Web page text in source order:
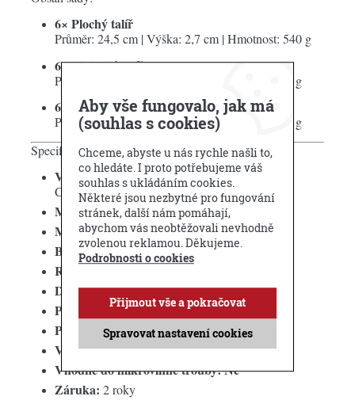
6× Plochý talíř
Průměr: 24,5 cm | Výška: 2,7 cm | Hmotnost: 540 g
6× Hluboký talíř
Průměr: 21 cm | Výška: 4,5 cm | Hmotnost: 410 g
6× Dezertní talíř
Průměr: 20 cm | Výška: 2,3 cm | Hmotnost: 350 g
Specifikace:
Výrobce:Polskie Fabryki Porcelany Ćmielów-
Chodzież
Model:City GL90 "Złoty Świt"
Materiál:Porcelán
Barva:Slonovinová (Ivory)
Relief:
Dekorace:Ručně nanášené zlaté zakončení
Počet dílů:18
Počet osob:6
Vhodné do myčky:Ne
Vhodné do mikrovlnné trouby:Ne
Záruka: 2 roky
Aby vše fungovalo, jak má
(souhlas s cookies)
Chceme, abyste u nás rychle našli to,
co hledáte. I proto potřebujeme váš
souhlas s ukládáním cookies.
Některé jsou nezbytné pro fungování
stránek, další nám pomáhají,
abychom vás neobtěžovali nevhodně
zvolenou reklamou. Děkujeme.
Podrobnosti o cookies
Spravovat nastavení cookies
Přijmout vše a pokračovat